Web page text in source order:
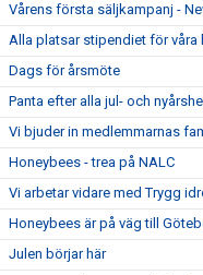
Vårens första säljkampanj -
Alla platsar stipendiet för våra
Dags för årsmöte
Panta efter alla jul- och
Vi bjuder in medlemmarnas
Honeybees - trea på NALC
Vi arbetar vidare med Trygg
Honeybees är på väg till
Julen börjar här